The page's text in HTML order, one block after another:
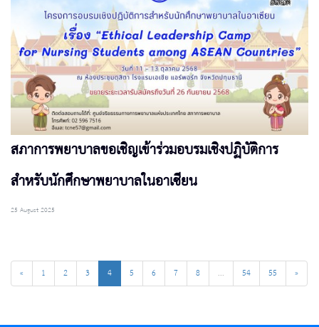
สภาการพยาบาลขอเชิญเข้าร่วมอบรมเชิงปฏิบัติการ
สำหรับนักศึกษาพยาบาลในอาเซียน
25 August 2025
« 1 2 3 4 5 6 7 8 ... 54 55 »